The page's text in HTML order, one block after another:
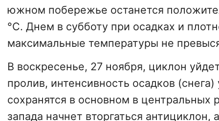
южном побережье останется
°C. Днем в субботу при осадках и
максимальные температуры не
В воскресенье, 27 ноября, циклон
пролив, интенсивность осадков
сохранятся в основном в центральных
запада начнет вторгаться антициклон,